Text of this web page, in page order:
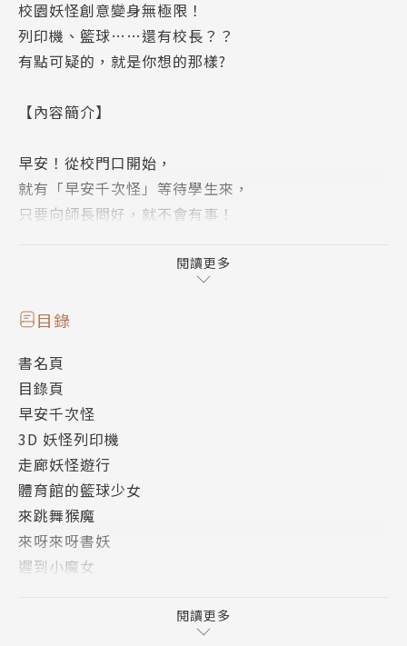
校園妖怪創意變身無極限！
列印機、籃球……還有校長？？
有點可疑的，就是你想的那樣?
【內容簡介】
早安！從校門口開始，
就有「早安千次怪」等待學生來，
只要向師長問好，就不會有事！
小心會被抓去參加「走廊妖怪遊行」！
當個有禮貌的好學生，小妖怪也會愛你啦！
【學習主旨】
★ 學會有禮貌、尊重老師
★ 養成上課專心的好習慣
★ 認識校園該遵守的行為規範
【本書系特色】
齊藤洋這系列作品，可稱作「日本妖怪圖鑑指南」。將
流傳在日本各地的小妖怪可愛化並將以分類，提出面對
介紹6-10種小妖怪，適合分段閱讀，孩子能自行輕鬆
閱讀更多
目錄
書名頁
目錄頁
早安千次怪
3D 妖怪列印機
走廊妖怪遊行
體育館的籃球少女
來跳舞猴魔
來呀來呀書妖
遲到小魔女
閱讀更多